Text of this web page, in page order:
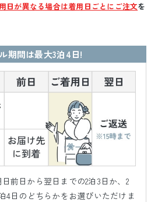
日が異なる場合は着用日ごとにご注文を
期間は最大3泊4日!
前日から翌日までの2泊3日か、2
4日のどちらかをお選びいただけま